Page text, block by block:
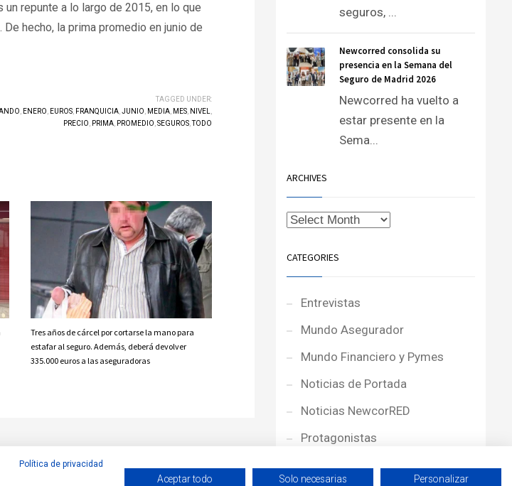
repunte a lo largo de 2015, en lo que
hecho, la prima promedio en junio de
TAGGED UNDER:
ENERO EUROS FRANQUICIA JUNIO MEDIA MES NIVEL
PRECIO
PRIMA PROMEDIO SEGUROS ,TODO
Tres años de cárcel por cortarse la mano para
estafar al seguro. Además, deberá devolver
335.000 euros a las aseguradoras
seguros, ...
Newcorred consolida su
presencia en la Semana del
Seguro de Madrid 2026
Newcorred ha vuelto a
estar presente en la
Sema...
ARCHIVES
CATEGORIES
Entrevistas
Mundo Asegurador
Mundo Financiero y Pymes
Noticias de Portada
Noticias NewcorRED
Protagonistas
Reportajes
Política de privacidad
Aceptar todo Solo necesarias Personalizar